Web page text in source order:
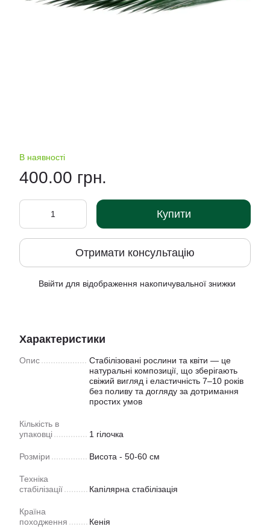
В наявності
400.00 грн.
Купити
Отримати консультацію
Ввійти для відображення накопичувальної знижки
Характеристики
Опис
Стабілізовані рослини та квіти — це
натуральні композиції, що зберігають
свіжий вигляд і еластичність 7–10 років
без поливу та догляду за дотримання
простих умов
Кiлькiсть в
упаковцi
1 гілочка
Розмiри Висота - 50-60 cм
Техніка
стабілізації
Капiлярна стабiлiзацiя
Країна
походження
Кенiя